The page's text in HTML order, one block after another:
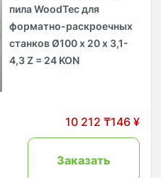
пила WoodTec для
форматно-раскроечных
станков Ø100 х 20 х 3,1-
4,3 Z = 24 KON
10 212 ₸146 ¥
Заказать